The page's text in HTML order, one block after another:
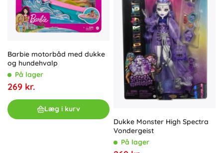
Barbie motorbåd med dukke
og hundehvalp
På lager
269 kr.
Læg i kurv
Dukke Monster High Spectra
Vondergeist
På lager